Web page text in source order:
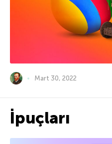
Mart 30, 2022
İpuçları